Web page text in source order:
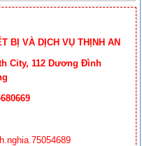
BỊ VÀ DỊCH VỤ THỊNH AN
City, 112 Dương Đình